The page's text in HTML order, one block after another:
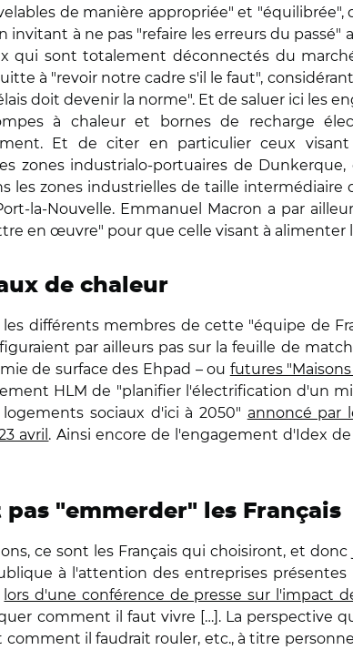
de manière appropriée" et
invitant à ne pas "refaire les erreurs du
qui sont totalement déconnectés du
à "revoir notre cadre s'il le faut",
doit devenir la norme". Et de saluer ici les
à chaleur et bornes de recharge
Et de citer en particulier ceux
zones industrialo-portuaires de
les zones industrielles de taille intermédiaire
la-Nouvelle. Emmanuel Macron a par
en œuvre" pour que celle visant à alimenter
de chaleur
les différents membres de cette "équipe de
par ailleurs pas sur la feuille de
de surface des Ehpad – ou futures
HLM de "planifier l'électrification d'un
sociaux d'ici à 2050" annoncé par
avril . Ainsi encore de l'engagement d'Idex
"emmerder" les Français
ce sont les Français qui choisiront, et
à l'attention des entreprises présentes
lors d'une conférence de presse sur l'impact
comment il faut vivre […]. La perspective
il faudrait rouler, etc., à titre